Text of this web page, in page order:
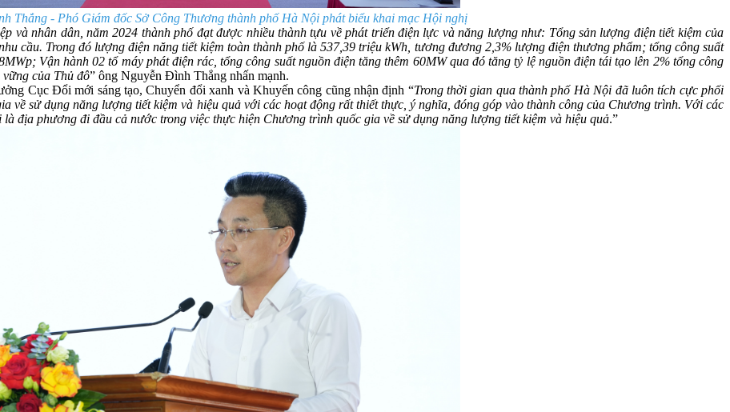
Thắng - Phó Giám đốc Sở Công Thương thành phố Hà Nội phát biểu khai mạc Hội nghị
và nhân dân, năm 2024 thành phố đạt được nhiều thành tựu về phát triển điện lực và năng lượng như: Tổng sản lượng điện tiết kiệm của
cầu. Trong đó lượng điện năng tiết kiệm toàn thành phố là 537,39 triệu kWh, tương đương 2,3% lượng điện thương phẩm; tổng công suất
Vận hành 02 tổ máy phát điện rác, tổng công suất nguồn điện tăng thêm 60MW qua đó tăng tỷ lệ nguồn điện tái tạo lên 2% tổng công
vững của Thủ đô” ông Nguyễn Đình Thắng nhấn mạnh.
Cục Đổi mới sáng tạo, Chuyển đổi xanh và Khuyến công cũng nhận định “Trong thời gian qua thành phố Hà Nội đã luôn tích cực phối
sử dụng năng lượng tiết kiệm và hiệu quả với các hoạt động rất thiết thực, ý nghĩa, đóng góp vào thành công của Chương trình. Với các
địa phương đi đầu cả nước trong việc thực hiện Chương trình quốc gia về sử dụng năng lượng tiết kiệm và hiệu quả.”